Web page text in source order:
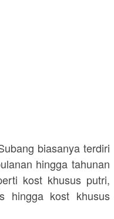
biasanya terdiri
hingga tahunan
kost khusus putri,
hingga kost khusus